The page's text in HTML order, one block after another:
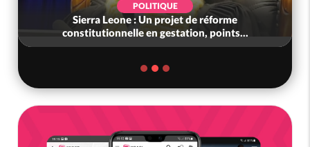
POLITIQUE
Sierra Leone : Un projet de réforme
constitutionnelle en gestation, points...